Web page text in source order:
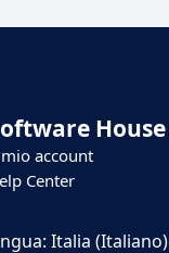
House
account
Center
Italia (Italiano)